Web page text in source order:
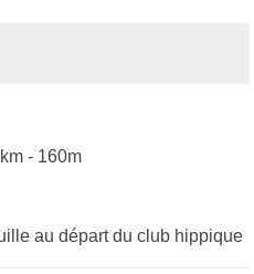
- 160m
au départ du club hippique